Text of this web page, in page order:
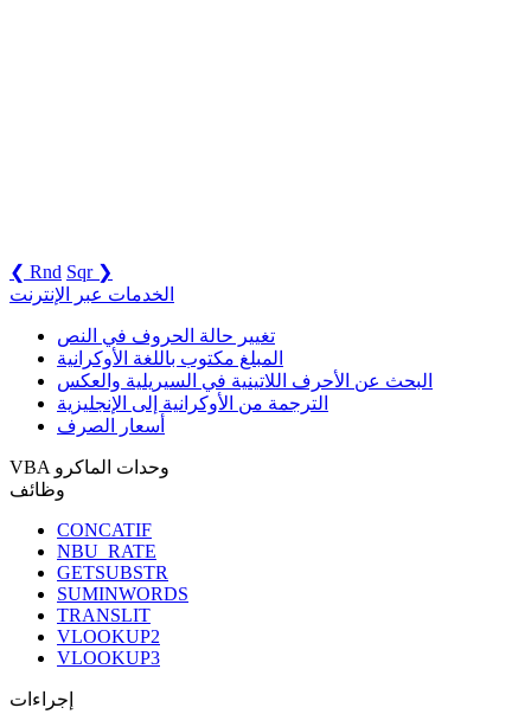
❮ Rnd Sqr ❯
الخدمات عبر الإنترنت
تغيير حالة الحروف في النص
المبلغ مكتوب باللغة الأوكرانية
البحث عن الأحرف اللاتينية في السيريلية والعكس
الترجمة من الأوكرانية إلى الإنجليزية
أسعار الصرف
VBA وحدات الماكرو
وظائف
CONCATIF
NBU_RATE
GETSUBSTR
SUMINWORDS
TRANSLIT
VLOOKUP2
VLOOKUP3
إجراءات